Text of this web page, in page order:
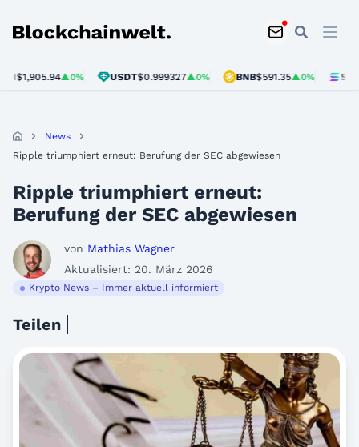
Blockchainwelt
▲0% USDT$0.999327▲0% BNB$591.35▲0% SOL
News
Ripple triumphiert erneut: Berufung der SEC abgewiesen
Ripple triumphiert erneut:
Berufung der SEC abgewiesen
von Mathias Wagner
Aktualisiert: 20. März 2026
Krypto News – Immer aktuell informiert
Teilen